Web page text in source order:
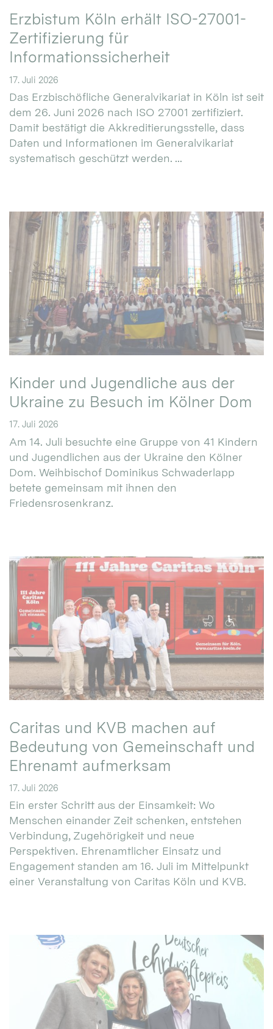
Erzbistum Köln erhält ISO-27001-
Zertifizierung für
Informationssicherheit
17. Juli 2026
Das Erzbischöfliche Generalvikariat in Köln ist seit
dem 26. Juni 2026 nach ISO 27001 zertifiziert.
Damit bestätigt die Akkreditierungsstelle, dass
Daten und Informationen im Generalvikariat
systematisch geschützt werden. ...
Kinder und Jugendliche aus der
Ukraine zu Besuch im Kölner Dom
17. Juli 2026
Am 14. Juli besuchte eine Gruppe von 41 Kindern
und Jugendlichen aus der Ukraine den Kölner
Dom. Weihbischof Dominikus Schwaderlapp
betete gemeinsam mit ihnen den
Friedensrosenkranz.
Caritas und KVB machen auf
Bedeutung von Gemeinschaft und
Ehrenamt aufmerksam
17. Juli 2026
Ein erster Schritt aus der Einsamkeit: Wo
Menschen einander Zeit schenken, entstehen
Verbindung, Zugehörigkeit und neue
Perspektiven. Ehrenamtlicher Einsatz und
Engagement standen am 16. Juli im Mittelpunkt
einer Veranstaltung von Caritas Köln und KVB.